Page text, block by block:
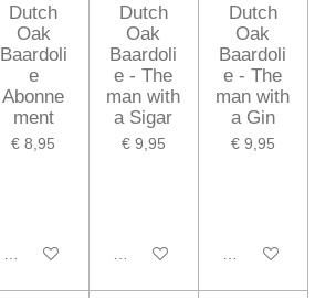
Dutch
Oak
Baardoli
e
Abonne
ment
€ 8,95
Houd mij op de hoogte
Dutch
Oak
Baardoli
e - The
man with
a Sigar
€ 9,95
In winkelwagen
Dutch
Oak
Baardoli
e - The
man with
a Gin
€ 9,95
In winkelwagen